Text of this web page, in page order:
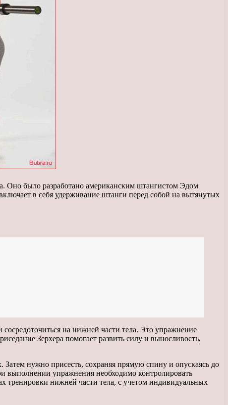
Оно было разработано американским штангистом Эдом
в себя удерживание штанги перед собой на вытянутых
на нижней части тела. Это упражнение
Зерхера помогает развить силу и выносливость,
Затем нужно присесть, сохраняя прямую спину и опускаясь до
выполнении упражнения необходимо контролировать
тренировки нижней части тела, с учетом индивидуальных